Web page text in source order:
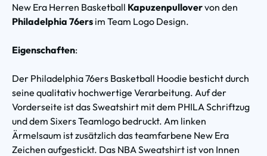
New Era Herren Basketball Kapuzenpullovervon den
Philadelphia 76ers im Team Logo Design.
Eigenschaften:
Der Philadelphia 76ers Basketball Hoodie besticht durch
seine qualitativ hochwertige Verarbeitung. Auf der
Vorderseite ist das Sweatshirt mit dem PHILA Schriftzug
und dem Sixers Teamlogo bedruckt. Am linken
Ärmelsaum ist zusätzlich das teamfarbene New Era
Zeichen aufgestickt. Das NBA Sweatshirt ist von Innen